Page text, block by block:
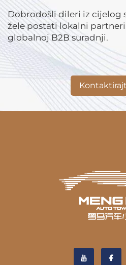
Dobrodošli dileri iz cijelog
žele postati lokalni
globalnoj B2B suradnji.